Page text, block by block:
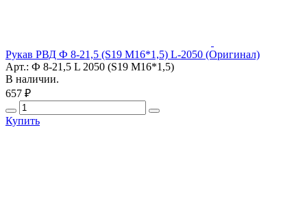
Рукав РВД Ф 8-21,5 (S19 М16*1,5) L-2050 (Оригинал)
Арт.: Ф 8-21,5 L 2050 (S19 М16*1,5)
В наличии.
657 ₽
Купить